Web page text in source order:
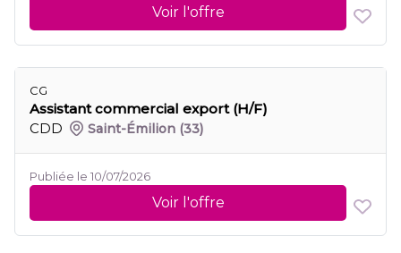
Voir l'offre
CG
Assistant commercial export (H/F)
CDD
Saint-Émilion (33)
Publiée le 10/07/2026
Voir l'offre